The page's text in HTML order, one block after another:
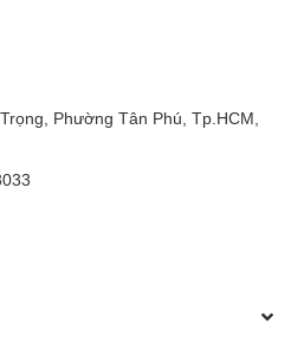
Phường Tân Phú, Tp.HCM,